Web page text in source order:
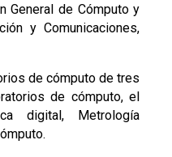
General de Cómputo y
y Comunicaciones,
de cómputo de tres
de cómputo, el
digital, Metrología